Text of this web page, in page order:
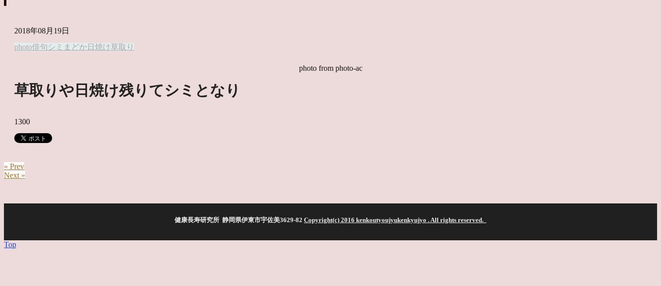
2018年08月19日
photo俳句シミ まどか 日焼け草取り
photo from photo-ac
草取りや日焼け残りてシミとなり
1300
« Prev
Next »
健康長寿研究所 静岡県伊東市宇佐美3629-82 Copyright(c) 2016 kenkoutyoujyukenkyujyo . All rights reserved.
Top